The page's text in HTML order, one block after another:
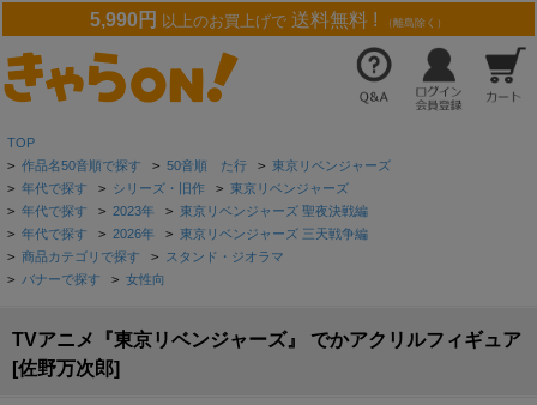
5,990円 以上のお買上げで 送料無料 ! （離島除く）
TOP
> 作品名50音順で探す > 50音順 た行 > 東京リベンジャーズ
> 年代で探す > シリーズ・旧作 > 東京リベンジャーズ
> 年代で探す > 2023年 > 東京リベンジャーズ 聖夜決戦編
> 年代で探す > 2026年 > 東京リベンジャーズ 三天戦争編
> 商品カテゴリで探す > スタンド・ジオラマ
> バナーで探す > 女性向
TVアニメ『東京リベンジャーズ』 でかアクリルフィギュア
[佐野万次郎]